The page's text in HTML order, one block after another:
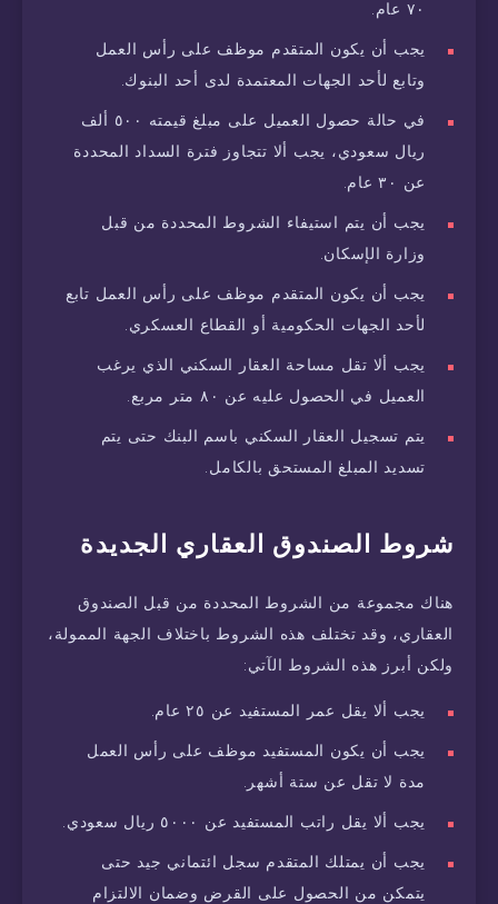
٧٠ عام.
يجب أن يكون المتقدم موظف على رأس العمل
وتابع لأحد الجهات المعتمدة لدى أحد البنوك.
في حالة حصول العميل على مبلغ قيمته ٥٠٠ ألف
ريال سعودي، يجب ألا تتجاوز فترة السداد المحددة
عن ٣٠ عام.
يجب أن يتم استيفاء الشروط المحددة من قبل
وزارة الإسكان.
يجب أن يكون المتقدم موظف على رأس العمل تابع
لأحد الجهات الحكومية أو القطاع العسكري.
يجب ألا تقل مساحة العقار السكني الذي يرغب
العميل في الحصول عليه عن ٨٠ متر مربع.
يتم تسجيل العقار السكني باسم البنك حتى يتم
تسديد المبلغ المستحق بالكامل.
شروط الصندوق العقاري الجديدة
هناك مجموعة من الشروط المحددة من قبل الصندوق
العقاري، وقد تختلف هذه الشروط باختلاف الجهة الممولة،
ولكن أبرز هذه الشروط الآتي:
يجب ألا يقل عمر المستفيد عن ٢٥ عام.
يجب أن يكون المستفيد موظف على رأس العمل
مدة لا تقل عن ستة أشهر.
يجب ألا يقل راتب المستفيد عن ٥٠٠٠ ريال سعودي.
يجب أن يمتلك المتقدم سجل ائتماني جيد حتى
يتمكن من الحصول على القرض وضمان الالتزام